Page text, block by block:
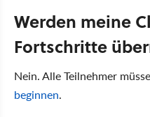
Werden meine
Fortschritte
Nein. Alle Teilnehmer
beginnen.